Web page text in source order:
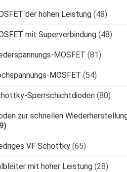
der hohen Leistung (48)
mit Superverbindung (48)
MOSFET (81)
MOSFET (54)
Sperrschichtdioden (80)
zur schnellen
VF Schottky (65)
mit hoher Leistung (28)